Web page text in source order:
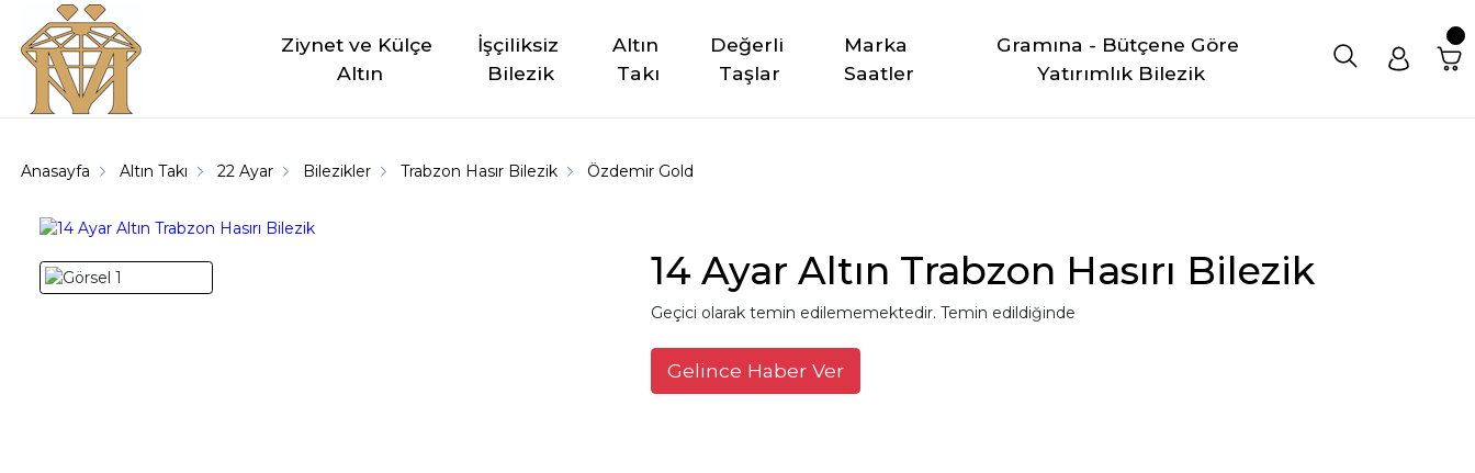
Ziynet ve Külçe
Altın
İşçiliksiz
Bilezik
Altın
Takı
Değerli
Taşlar
Marka
Saatler
Gramına - Bütçene Göre
Yatırımlık Bilezik
Anasayfa Altın Takı 22 Ayar Bilezikler Trabzon Hasır Bilezik Özdemir Gold
14 Ayar Altın Trabzon Hasırı Bilezik
Geçici olarak temin edilememektedir. Temin edildiğinde
Gelince Haber Ver